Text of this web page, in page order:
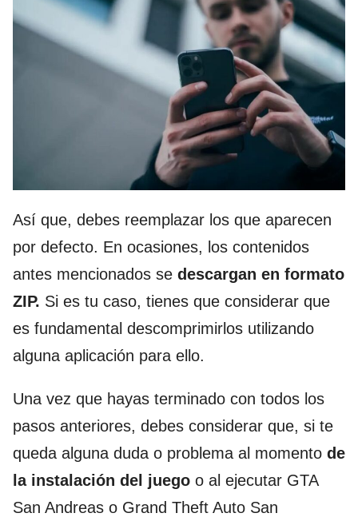
Así que, debes reemplazar los que aparecen
por defecto. En ocasiones, los contenidos
antes mencionados se descargan en formato
ZIP. Si es tu caso, tienes que considerar que
es fundamental descomprimirlos utilizando
alguna aplicación para ello.
Una vez que hayas terminado con todos los
pasos anteriores, debes considerar que, si te
queda alguna duda o problema al momento de
la instalación del juego o al ejecutar GTA
San Andreas o Grand Theft Auto San